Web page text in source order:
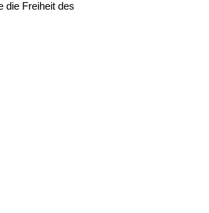
die Freiheit des